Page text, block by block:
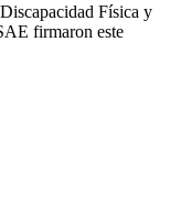
Física y
firmaron este